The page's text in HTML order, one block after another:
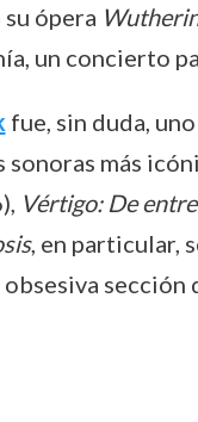
ópera
un concierto
fue, sin duda,
más
Vértigo: De
, en particular,
sección